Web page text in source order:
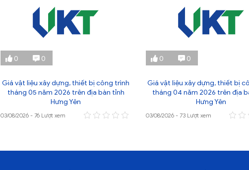
0 0
Giá vật liệu xây dựng, thiết bị công trình
tháng 05 năm 2026 trên địa bàn tỉnh
Hưng Yên
03/08/2026 - 76 Lượt xem
0 0
Giá vật liệu xây dựng, thiết bị
tháng 04 năm 2026 trên địa
Hưng Yên
03/08/2026 - 73 Lượt xem